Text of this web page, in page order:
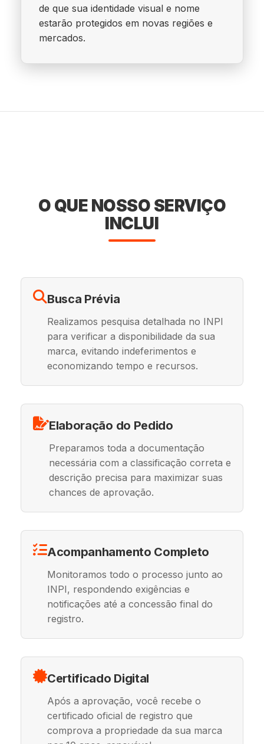
de que sua identidade visual e nome
estarão protegidos em novas regiões e
mercados.
O QUE NOSSO SERVIÇO
INCLUI
Busca Prévia
Realizamos pesquisa detalhada no INPI
para verificar a disponibilidade da sua
marca, evitando indeferimentos e
economizando tempo e recursos.
Elaboração do Pedido
Preparamos toda a documentação
necessária com a classificação correta e
descrição precisa para maximizar suas
chances de aprovação.
Acompanhamento Completo
Monitoramos todo o processo junto ao
INPI, respondendo exigências e
notificações até a concessão final do
registro.
Certificado Digital
Após a aprovação, você recebe o
certificado oficial de registro que
comprova a propriedade da sua marca